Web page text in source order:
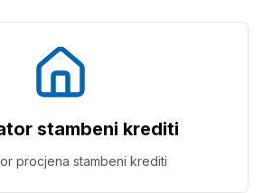
stambeni krediti
procjena stambeni krediti